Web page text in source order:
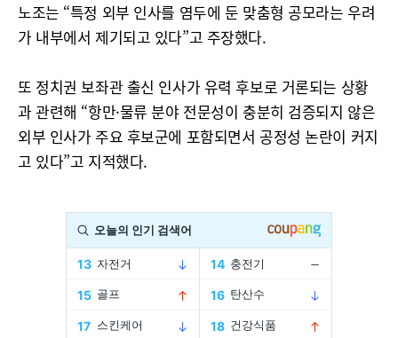
노조는 “특정 외부 인사를 염두에 둔 맞춤형 공모라는 우려
가 내부에서 제기되고 있다”고 주장했다.
또 정치권 보좌관 출신 인사가 유력 후보로 거론되는 상황
과 관련해 “항만·물류 분야 전문성이 충분히 검증되지 않은
외부 인사가 주요 후보군에 포함되면서 공정성 논란이 커지
고 있다”고 지적했다.